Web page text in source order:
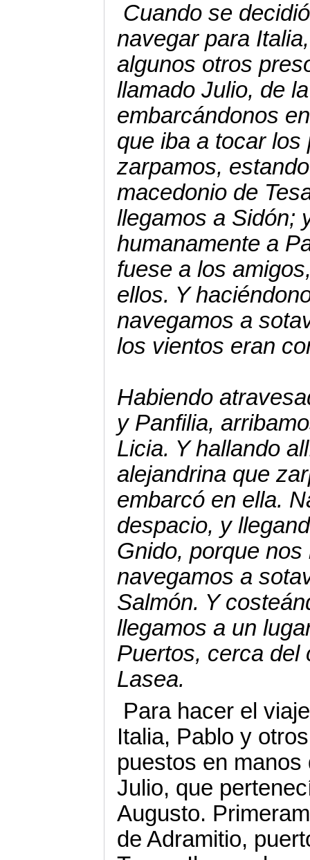
Cuando se
navegar para
algunos otros
llamado Julio, de
embarcándonos
que iba a tocar los
zarpamos,
macedonio de
llegamos a Sidón;
humanamente a
fuese a los
ellos. Y
navegamos a
los vientos eran
Habiendo
y Panfilia,
Licia. Y hallando
alejandrina que
embarcó en ella.
despacio, y
Gnido, porque
navegamos a
Salmón. Y
llegamos a un
Puertos, cerca del
Lasea.
Para hacer el
Italia, Pablo y
puestos en
Julio, que
Augusto.
de Adramitio,